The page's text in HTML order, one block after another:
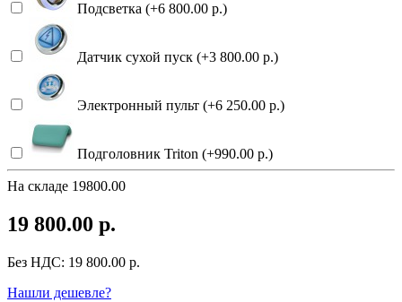
Подсветка (+6 800.00 р.)
Датчик сухой пуск (+3 800.00 р.)
Электронный пульт (+6 250.00 р.)
Подголовник Triton (+990.00 р.)
На складе 19800.00
19 800.00 р.
Без НДС: 19 800.00 р.
Нашли дешевле?